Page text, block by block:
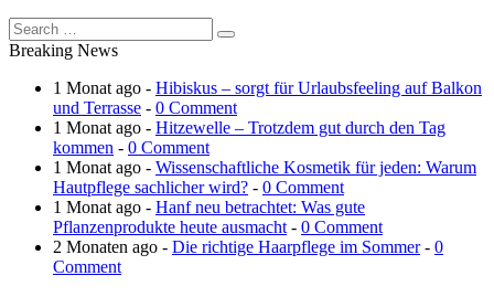
Breaking News
1 Monat ago - Hibiskus – sorgt für Urlaubsfeeling auf Balkon
und Terrasse - 0 Comment
1 Monat ago - Hitzewelle – Trotzdem gut durch den Tag
kommen - 0 Comment
1 Monat ago - Wissenschaftliche Kosmetik für jeden: Warum
Hautpflege sachlicher wird? - 0 Comment
1 Monat ago - Hanf neu betrachtet: Was gute
Pflanzenprodukte heute ausmacht - 0 Comment
2 Monaten ago - Die richtige Haarpflege im Sommer- 0
Comment